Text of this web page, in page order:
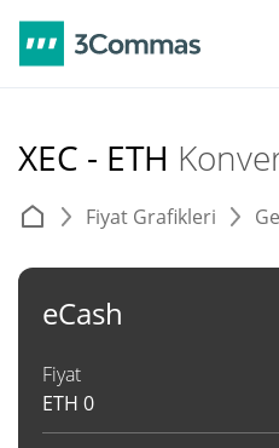
XEC - ETH
Fiyat Grafikleri
eCash
Fiyat
ETH 0